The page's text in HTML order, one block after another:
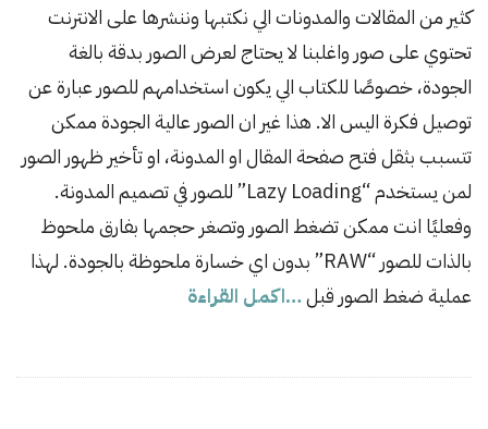
l
i
s
h
D
a
t
e
كثير من المقالات والمدونات الي نكتبها وننشرها على الانترنت
تحتوي على صور واغلبنا لا يحتاج لعرض الصور بدقة بالغة
الجودة، خصوصًا للكتاب الي يكون استخدامهم للصور عبارة عن
توصيل فكرة اليس الا. هذا غير ان الصور عالية الجودة ممكن
تتسبب بثقل فتح صفحة المقال او المدونة، او تأخير ظهور الصور
لمن يستخدم “Lazy Loading” للصور في تصميم المدونة.
وفعليًا انت ممكن تضغط الصور وتصغر حجمها بفارق ملحوظ
بالذات للصور “RAW” بدون اي خسارة ملحوظة بالجودة. لهذا
عملية ضغط الصور قبل…اكمل القراءة